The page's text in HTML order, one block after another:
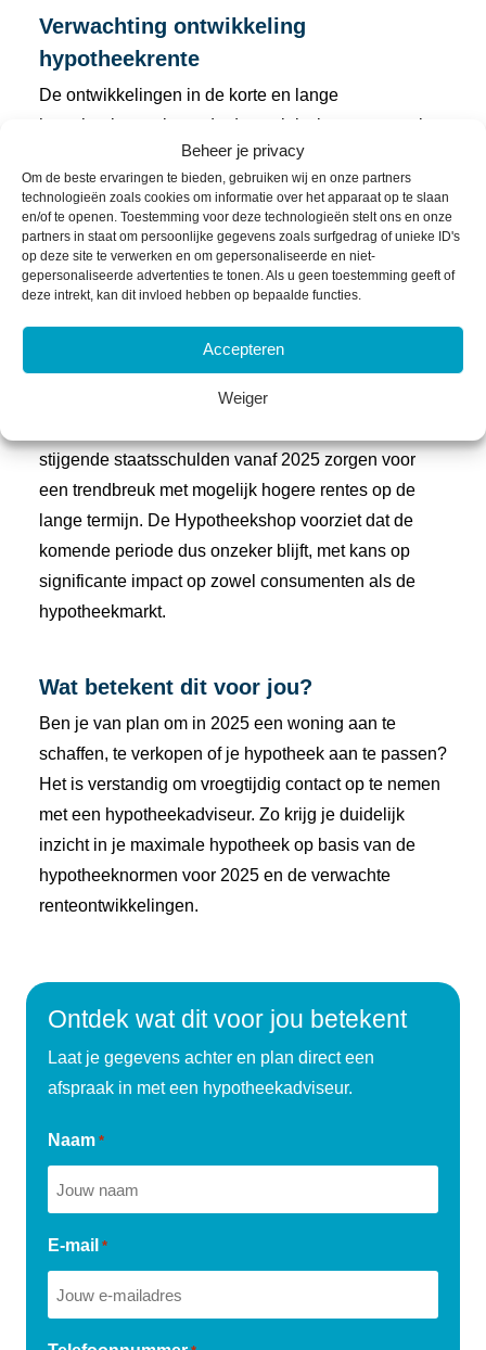
Beheer je privacy
Om de beste ervaringen te bieden, gebruiken wij en onze partners
technologieën zoals cookies om informatie over het apparaat op te slaan
en/of te openen. Toestemming voor deze technologieën stelt ons en onze
partners in staat om persoonlijke gegevens zoals surfgedrag of unieke ID's
op deze site te verwerken en om gepersonaliseerde en niet-
gepersonaliseerde advertenties te tonen. Als u geen toestemming geeft of
deze intrekt, kan dit invloed hebben op bepaalde functies.
Accepteren
Weiger
Verwachting ontwikkeling
hypotheekrente
De ontwikkelingen in de korte en lange
hypotheekrente laten de dynamiek zien van zowel
monetaire beleidswijzigingen als bredere
economische en geopolitieke factoren. De recente
renteverlagingen door de ECB en de Fed
onderstrepen de verschuiving naar economische
stimulering, wat de korte rente voorlopig doet dalen.
Tegelijkertijd blijft de lange rente beïnvloed door
gevolg. Toch kunnen structurele uitdagingen, zoals
stijgende staatsschulden vanaf 2025 zorgen voor
een trendbreuk met mogelijk hogere rentes op de
lange termijn. De Hypotheekshop voorziet dat de
komende periode dus onzeker blijft, met kans op
significante impact op zowel consumenten als de
hypotheekmarkt.
Wat betekent dit voor jou?
Ben je van plan om in 2025 een woning aan te
schaffen, te verkopen of je hypotheek aan te passen?
Het is verstandig om vroegtijdig contact op te nemen
met een hypotheekadviseur. Zo krijg je duidelijk
inzicht in je maximale hypotheek op basis van de
hypotheeknormen voor 2025 en de verwachte
renteontwikkelingen.
Ontdek wat dit voor jou betekent
Laat je gegevens achter en plan direct een
afspraak in met een hypotheekadviseur.
Naam *
E-mail *